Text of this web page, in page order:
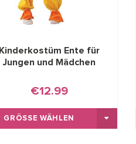
Kinderkostüm Ente für
Jungen und Mädchen
€12.99
GRÖSSE WÄHLEN